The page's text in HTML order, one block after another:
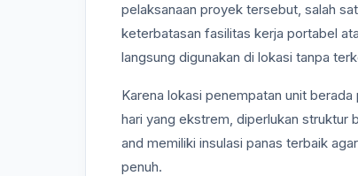
pelaksanaan proyek tersebut, salah
keterbatasan fasilitas kerja portabel
langsung digunakan di lokasi tanpa
Karena lokasi penempatan unit
hari yang ekstrem, diperlukan struktur
and memiliki insulasi panas terbaik
penuh.